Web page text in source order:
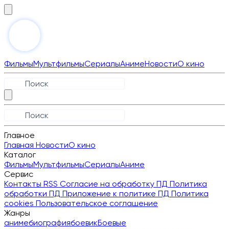
ФильмыМультфильмыСериалыАнимеНовостиО кино
Главное
Главная НовостиО кино
Каталог
ФильмыМультфильмыСериалыАниме
Сервис
Контакты RSS Согласие на обработку ПД Политика
обработки ПД Приложение к политике ПД Политика
cookies Пользовательское соглашение
Жанры
анимебиографиябоевикБоевые